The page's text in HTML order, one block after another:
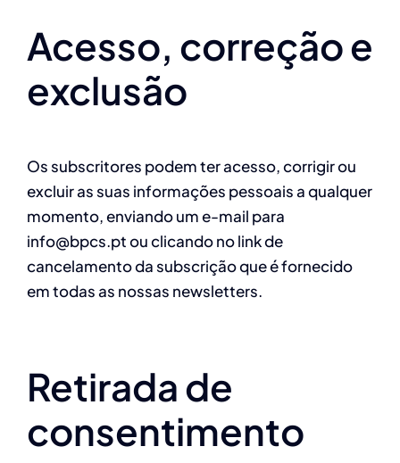
Acesso, correção e
exclusão
Os subscritores podem ter acesso, corrigir ou
excluir as suas informações pessoais a qualquer
momento, enviando um e-mail para
info@bpcs.pt ou clicando no link de
cancelamento da subscrição que é fornecido
em todas as nossas newsletters.
Retirada de
consentimento